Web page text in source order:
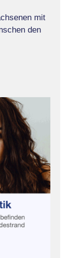
mit
den